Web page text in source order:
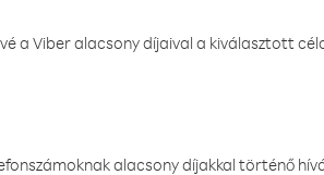
a Viber alacsony díjaival a kiválasztott
alacsony díjakkal történő